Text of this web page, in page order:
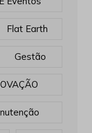
Flat Earth
Gestão